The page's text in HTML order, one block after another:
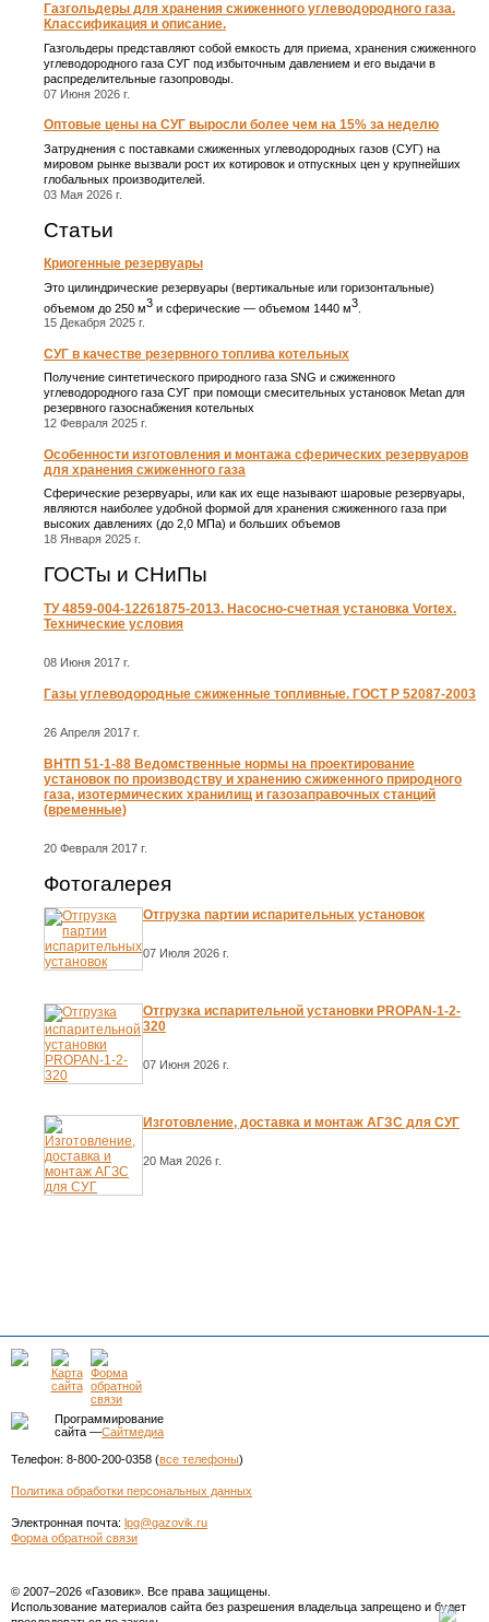
Газгольдеры для хранения сжиженного углеводородного газа.
Классификация и описание.
Газгольдеры представляют собой емкость для приема, хранения сжиженного
углеводородного газа СУГ под избыточным давлением и его выдачи в
распределительные газопроводы.
07 Июня 2026 г.
Оптовые цены на СУГ выросли более чем на 15% за неделю
Затруднения с поставками сжиженных углеводородных газов (СУГ) на
мировом рынке вызвали рост их котировок и отпускных цен у крупнейших
глобальных производителей.
03 Мая 2026 г.
Статьи
Криогенные резервуары
Это цилиндрические резервуары (вертикальные или горизонтальные)
объемом до 250 м3 и сферические ― объемом 1440 м3
15 Декабря 2025 г.
СУГ в качестве резервного топлива котельных
Получение синтетического природного газа SNG и сжиженного
углеводородного газа СУГ при помощи смесительных установок Metan для
резервного газоснабжения котельных
12 Февраля 2025 г.
Особенности изготовления и монтажа сферических резервуаров
для хранения сжиженного газа
Сферические резервуары, или как их еще называют шаровые резервуары,
являются наиболее удобной формой для хранения сжиженного газа при
высоких давлениях (до 2,0 МПа) и больших объемов
18 Января 2025 г.
ГОСТы и СНиПы
ТУ 4859-004-12261875-2013. Насосно-счетная установка Vortex.
Технические условия
08 Июня 2017 г.
Газы углеводородные сжиженные топливные. ГОСТ Р 52087-2003
26 Апреля 2017 г.
ВНТП 51-1-88 Ведомственные нормы на проектирование
установок по производству и хранению сжиженного природного
газа, изотермических хранилищ и газозаправочных станций
(временные)
20 Февраля 2017 г.
Фотогалерея
Отгрузка партии испарительных установок
07 Июля 2026 г.
Отгрузка испарительной установки PROPAN-1-2-
320
07 Июня 2026 г.
Изготовление, доставка и монтаж АГЗС для СУГ
20 Мая 2026 г.
Программирование
сайта —Сайтмедиа
Телефон: 8-800-200-0358 (все телефоны)
Политика обработки персональных данных
Электронная почта: lpg@gazovik.ru
Форма обратной связи
© 2007–2026 «Газовик». Все права защищены.
Использование материалов сайта без разрешения владельца запрещено и будет